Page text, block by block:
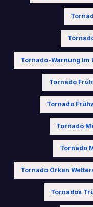
Tornado-Warnung Im
Tornado
Tornado
Tornado
Tornado
Tornado Orkan
Tornados